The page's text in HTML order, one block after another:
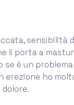
sensibilità
li porta a
è un
erezione ho